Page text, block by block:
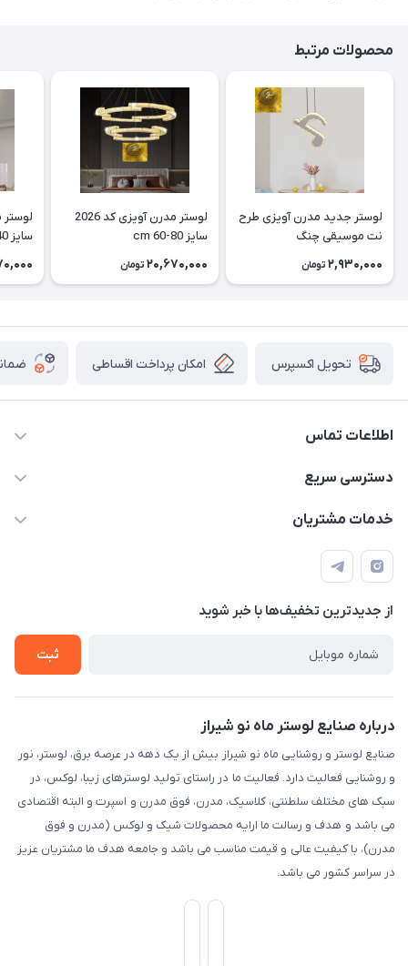
محصولات مرتبط
لوستر جدید مدرن آویزی طرح
نت موسیقی چنگ
2,930,000 تومان
لوستر مدرن آویزی کد 2026
سایز cm 60-80
20,670,000 تومان
سایز cm 40
تحویل اکسپرس امکان پرداخت اقساطی
اطلاعات تماس
09171115348
طبقه همکف واحد 131
دسترسی سریع
مجله فروشگاه
درباره ما
تماس با ما
خدمات مشتریان
قوانین و مقررات
حریم خصوصی
راهنما
از جدید‌ترین تخفیف‌ها با‌ خبر شوید
ثبت
درباره صنایع لوستر ماه نو شیراز
صنایع لوستر و روشنایی ماه نو شیراز بیش از یک دهه در عرصه برق، لوستر، نور
و روشنایی فعالیت دارد. فعالیت ما در راستای تولید لوسترهای زیبا، لوکس، در
سبک های مختلف سلطنتی، کلاسیک، مدرن، فوق مدرن و اسپرت و البته اقتصادی
می باشد و هدف و رسالت ما ارایه محصولات شیک و لوکس (مدرن و فوق
مدرن)، با کیفیت عالی و قیمت مناسب می باشد و جامعه هدف ما مشتریان عزیز
در سراسر کشور می باشد.